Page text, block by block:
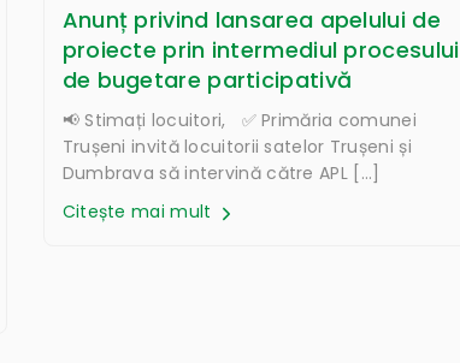
Anunț privind lansarea apelului de
proiecte prin intermediul procesului
de bugetare participativă
📢 Stimați locuitori, ✅ Primăria comunei
Trușeni invită locuitorii satelor Trușeni și
Dumbrava să intervină către APL […]
Citește mai mult